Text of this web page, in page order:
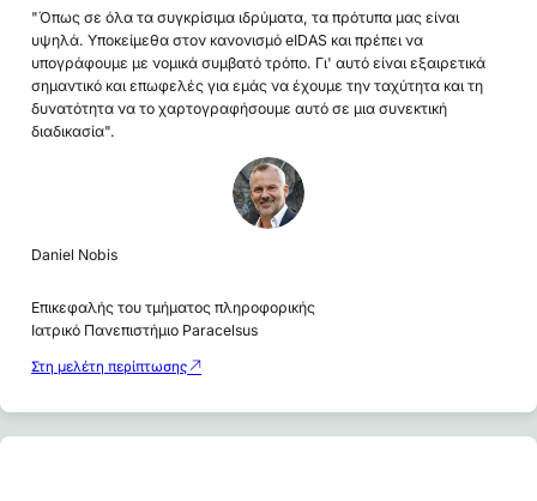
"Όπως σε όλα τα συγκρίσιμα ιδρύματα, τα πρότυπα μας είναι
υψηλά. Υποκείμεθα στον κανονισμό eIDAS και πρέπει να
υπογράφουμε με νομικά συμβατό τρόπο. Γι' αυτό είναι εξαιρετικά
σημαντικό και επωφελές για εμάς να έχουμε την ταχύτητα και τη
δυνατότητα να το χαρτογραφήσουμε αυτό σε μια συνεκτική
διαδικασία".
Daniel Nobis
Επικεφαλής του τμήματος πληροφορικής
Ιατρικό Πανεπιστήμιο Paracelsus
Στη μελέτη περίπτωσης